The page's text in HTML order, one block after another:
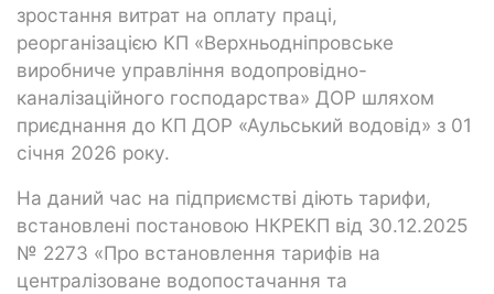
зростання витрат на оплату праці,
реорганізацією КП «Верхньодніпровське
виробниче управління водопровідно-
каналізаційного господарства» ДОР шляхом
приєднання до КП ДОР «Аульський водовід» з 01
січня 2026 року.
На даний час на підприємстві діють тарифи,
встановлені постановою НКРЕКП від 30.12.2025
№ 2273 «Про встановлення тарифів на
централізоване водопостачання та